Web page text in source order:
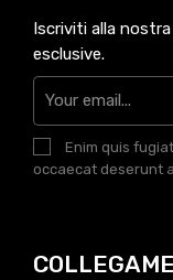
Iscriviti alla
esclusive.
Enim quis
occaecat deserunt